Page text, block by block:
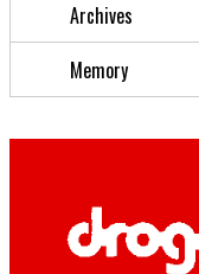
Archives
Memory